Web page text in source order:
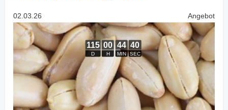
02.03.26 Angebot